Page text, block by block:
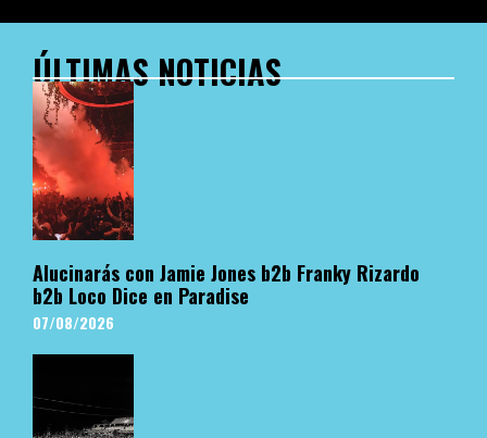
ÚLTIMAS NOTICIAS
Alucinarás con Jamie Jones b2b Franky Rizardo
b2b Loco Dice en Paradise
07/08/2026